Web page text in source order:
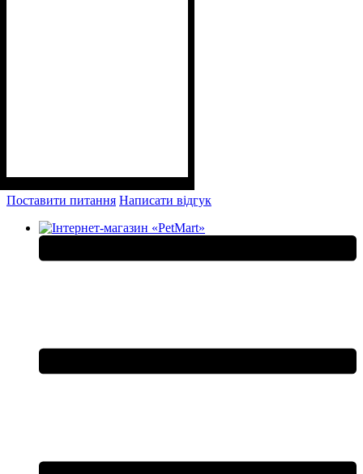
Поставити питання Написати відгук